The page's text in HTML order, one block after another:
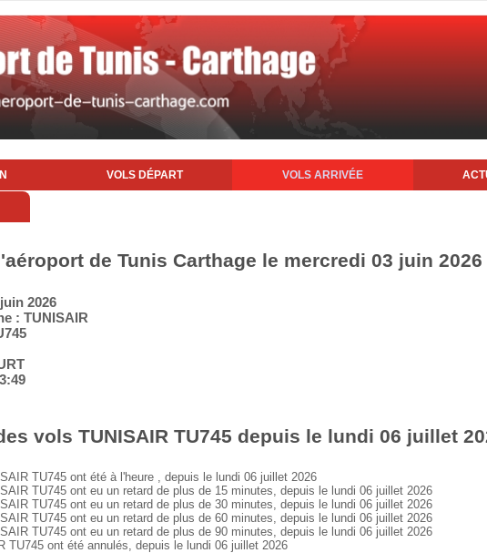
VOLS DÉPART VOLS ARRIVÉE
de Tunis Carthage le mercredi 03 juin 2026
2026
: TUNISAIR
vols TUNISAIR TU745 depuis le lundi 06 juillet
TU745 ont été à l'heure , depuis le lundi 06 juillet 2026
TU745 ont eu un retard de plus de 15 minutes, depuis le lundi 06 juillet 2026
TU745 ont eu un retard de plus de 30 minutes, depuis le lundi 06 juillet 2026
TU745 ont eu un retard de plus de 60 minutes, depuis le lundi 06 juillet 2026
TU745 ont eu un retard de plus de 90 minutes, depuis le lundi 06 juillet 2026
TU745 ont été annulés, depuis le lundi 06 juillet 2026